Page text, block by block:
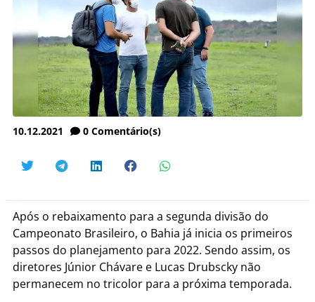
10.12.2021 0 Comentário(s)
Após o rebaixamento para a segunda divisão do
Campeonato Brasileiro, o Bahia já inicia os primeiros
passos do planejamento para 2022. Sendo assim, os
diretores Júnior Chávare e Lucas Drubscky não
permanecem no tricolor para a próxima temporada.